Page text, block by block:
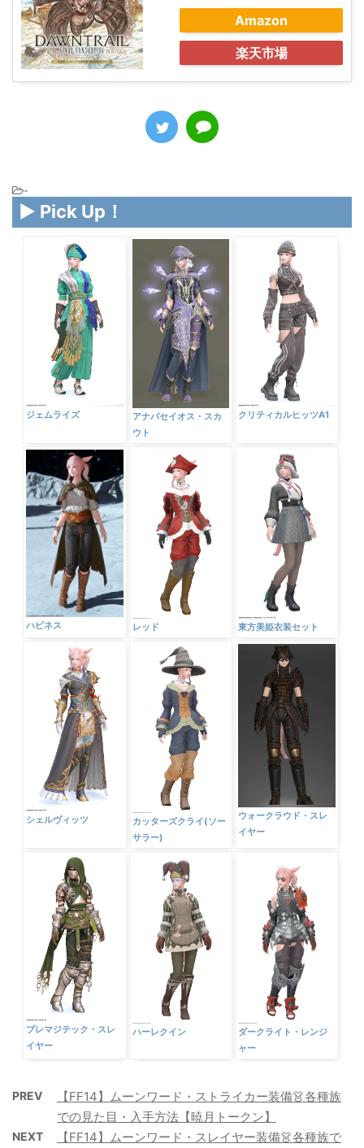
Amazon
楽天市場
-
▶ Pick Up！
ジェムライズ
アナバセイオス・スカ
ウト
クリティカルヒッツA1
ハピネス レッド 東方美姫衣装セット
シェルヴィッツ
カッターズクライ(ソー
サラー)
ウォークラウド・スレ
イヤー
プレマジテック・スレ
イヤー
ハーレクイン
ダークライト・レンジ
ャー
PREV
【FF14】ムーンワード・ストライカー装備👗各種族
での見た目・入手方法【暁月トークン】
NEXT
【FF14】ムーンワード・スレイヤー装備👗各種族で